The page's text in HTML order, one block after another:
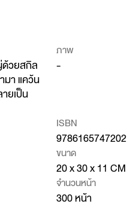
ด้วยสกิล
มา แคว้น
ยเป็น
ภาพ
-
ISBN
9786165747202
ขนาด
20 x 30 x 11 CM
จำนวนหน้า
300 หน้า